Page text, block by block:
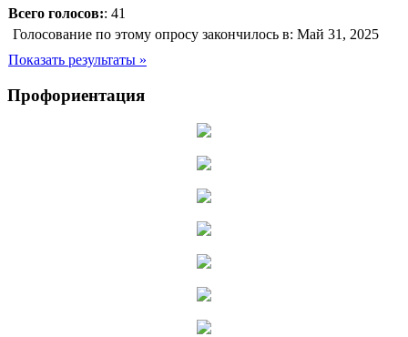
Всего голосов:: 41
Голосование по этому опросу закончилось в: Май 31, 2025
Показать результаты »
Профориентация